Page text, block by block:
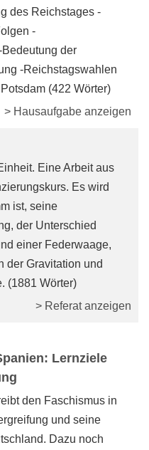
des Reichstages -
-
der
-Reichstagswahlen
(422 Wörter)
> Hausaufgabe anzeigen
Eine Arbeit aus
Es wird
ist, seine
der Unterschied
einer Federwaage,
der Gravitation und
(1881 Wörter)
> Referat anzeigen
Lernziele
den Faschismus in
und seine
Dazu noch